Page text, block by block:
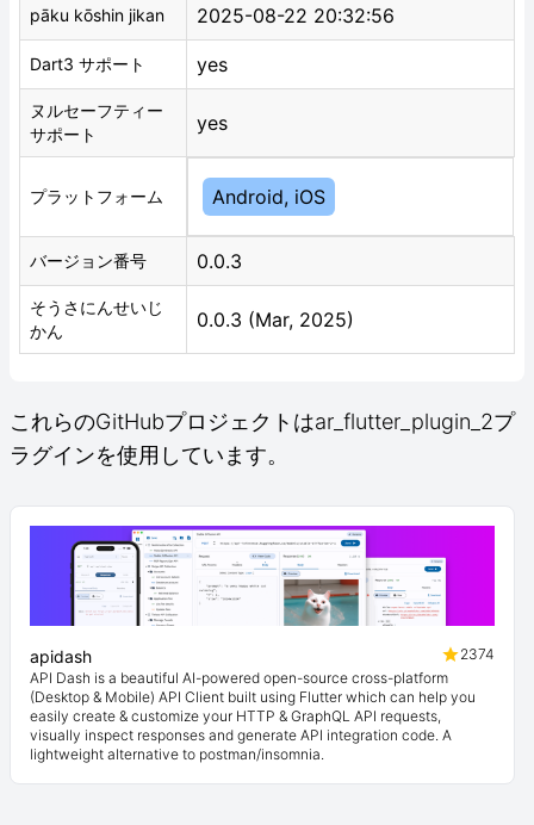
pāku kōshin jikan 2025-08-22 20:32:56
Dart3 サポート yes
ヌルセーフティー
サポート
yes
プラットフォーム Android, iOS
バージョン番号 0.0.3
そうさにんせいじ
かん
0.0.3 (Mar, 2025)
これらのGitHubプロジェクトはar_flutter_plugin_2プ
ラグインを使用しています。
apidash
2374
API Dash is a beautiful AI-powered open-source cross-platform
(Desktop & Mobile) API Client built using Flutter which can help you
easily create & customize your HTTP & GraphQL API requests,
visually inspect responses and generate API integration code. A
lightweight alternative to postman/insomnia.